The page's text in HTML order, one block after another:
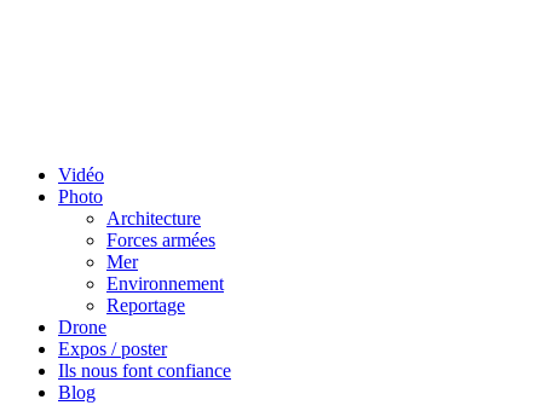
Vidéo
Photo
Architecture
Forces armées
Mer
Environnement
Reportage
Drone
Expos / poster
Ils nous font confiance
Blog